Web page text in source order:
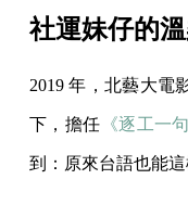
社運妹仔的
2019 年，北藝大電
下，擔任 《逐工一句
到：原來台語也能這